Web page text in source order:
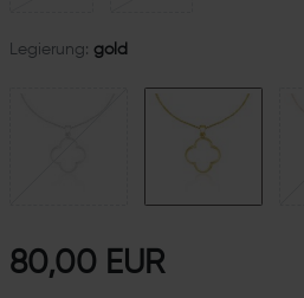
Legierung: gold
80,00 EUR